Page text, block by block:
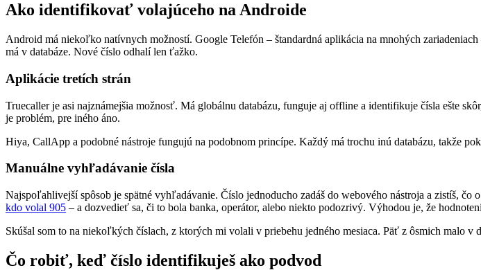
Ako identifikovať volajúceho na Androide
Android má niekoľko natívnych možností. Google Telefón – štandardná aplikácia na mnohých
má v databáze. Nové číslo odhalí len ťažko.
Aplikácie tretích strán
Truecaller je asi najznámejšia možnosť. Má globálnu databázu, funguje aj offline a identifikuje čísla ešte
je problém, pre iného áno.
Hiya, CallApp a podobné nástroje fungujú na podobnom princípe. Každý má trochu inú databázu, takže
Manuálne vyhľadávanie čísla
Najspoľahlivejší spôsob je spätné vyhľadávanie. Číslo jednoducho zadáš do webového nástroja a zistíš,
kdo volal 905 – a dozvedieť sa, či to bola banka, operátor, alebo niekto podozrivý. Výhodou je, že
Skúšal som to na niekoľkých číslach, z ktorých mi volali v priebehu jedného mesiaca. Päť z ôsmich malo v
Čo robiť, keď číslo identifikuješ ako podvod